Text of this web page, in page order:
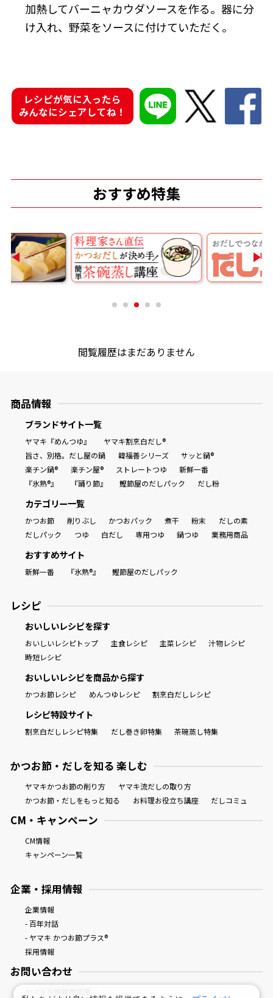
新鮮一番
だしパック
加熱してバーニャカウダソースを作る。器に分
け入れ、野菜をソースに付けていただく。
レシピが気に入ったら
みんなにシェアしてね！
おすすめ特集
閲覧履歴はまだありません
商品情報
ブランドサイト一覧
ヤマキ『めんつゆ』
ヤマキ割烹白だし®
旨さ、別格。だし屋の鍋
韓福善シリーズ
サッと鍋®
楽チン鍋®
楽チン屋® ストレートつゆ
新鮮一番
『氷熟®』
『踊り節』 鰹節屋のだしパック だし粉
カテゴリー一覧
かつお節 削りぶし かつおパック 煮干 粉末
だしの素
だしパック
つゆ 白だし 専用つゆ 鍋つゆ 業務用商品
おすすめサイト
新鮮一番 『氷熟®』 鰹節屋のだしパック
レシピ
おいしいレシピを探す
おいしいレシピトップ 主食レシピ 主菜レシピ
汁物レシピ
時短レシピ
おいしいレシピを商品から探す
かつお節レシピ めんつゆレシピ 割烹白だしレシピ
レシピ特設サイト
割烹白だしレシピ特集 だし巻き卵特集 茶碗蒸し特集
かつお節・だしを知る 楽しむ
ヤマキかつお節の削り方
ヤマキ流だしの取り方
かつお節・だしをもっと知る
お料理お役立ち講座 だしコミュ
CM・キャンペーン
CM情報
キャンペーン一覧
企業・採用情報
企業情報
- 百年対話
- ヤマキ かつお節プラス®
採用情報
お問い合わせ